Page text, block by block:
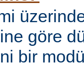
göre
bir